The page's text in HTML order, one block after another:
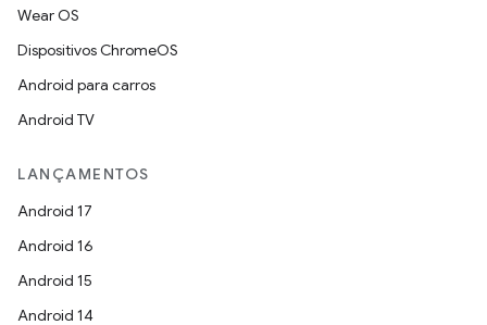
Wear OS
Dispositivos ChromeOS
Android para carros
Android TV
LANÇAMENTOS
Android 17
Android 16
Android 15
Android 14